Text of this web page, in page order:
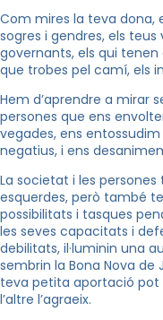
Com mires la teva dona,
sogres i gendres, els
governants, els qui
que trobes pel camí, els
Hem d’aprendre a mirar
persones que ens
vegades, ens
negatius, i ens
La societat i les persones
esquerdes, però també
possibilitats i tasques
les seves capacitats i
debilitats, il·luminin una
sembrin la Bona Nova de
teva petita aportació pot
l’altre l’agraeix.